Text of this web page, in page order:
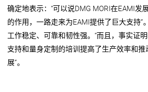
确定地表示：“可以说DMG MORI在EAMI发
的作用，一路走来为EAMI提供了巨大支持”
工作稳定、可靠和韧性强。“而且，事实证
支持和量身定制的培训提高了生产效率和
展”。